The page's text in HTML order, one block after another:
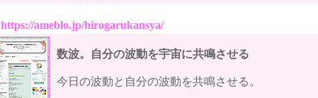
https://ameblo.jp/hirogarukansya/
数波。自分の波動を宇宙に共鳴させる
今日の波動と自分の波動を共鳴させる。